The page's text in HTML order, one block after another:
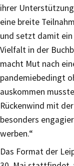
ihrer
eine breite
und setzt damit
Vielfalt in der
macht Mut nach
pandemiebedingt
auskommen
Rückenwind mit
besonders
werben.“
Das Format der